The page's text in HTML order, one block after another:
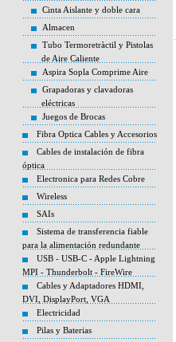
Cinta Aislante y doble cara
Almacen
Tubo Termoretràctil y Pistolas
de Aire Caliente
Aspira Sopla Comprime Aire
Grapadoras y clavadoras
eléctricas
Juegos de Brocas
Fibra Optica Cables y Accesorios
Cables de instalación de fibra
óptica
Electronica para Redes Cobre
Wireless
SAIs
Sistema de transferencia fiable
para la alimentación redundante
USB - USB-C - Apple Lightning
MPI - Thunderbolt - FireWire
Cables y Adaptadores HDMI,
DVI, DisplayPort, VGA
Electricidad
Pilas y Baterias